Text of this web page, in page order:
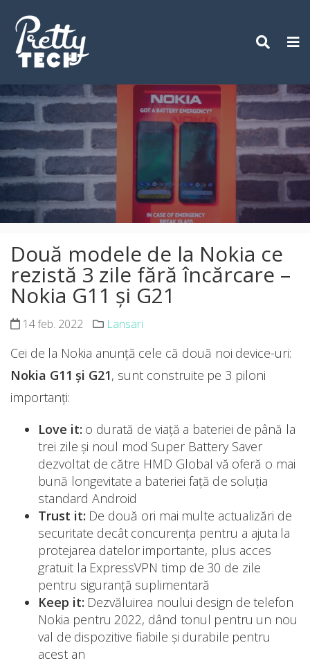
content
Două modele de la Nokia ce
rezistă 3 zile fără încărcare –
Nokia G11 și G21
14 feb. 2022 Lansari
Cei de la Nokia anunță cele că două noi device-uri:
Nokia G11 și G21, sunt construite pe 3 piloni
importanți:
Love it: o durată de viață a bateriei de până la
trei zile și noul mod Super Battery Saver
dezvoltat de către HMD Global vă oferă o mai
bună longevitate a bateriei față de soluția
standard Android
Trust it: De două ori mai multe actualizări de
securitate decât concurența pentru a ajuta la
protejarea datelor importante, plus acces
gratuit la ExpressVPN timp de 30 de zile
pentru siguranță suplimentară
Keep it: Dezvăluirea noului design de telefon
Nokia pentru 2022, dând tonul pentru un nou
val de dispozitive fiabile și durabile pentru
acest an